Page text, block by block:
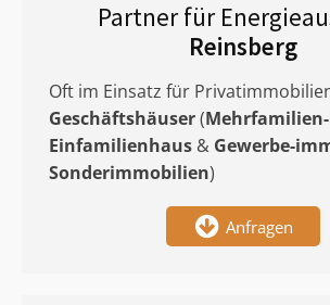
Partner für
Reinsberg
Oft im Einsatz für
Geschäftshäuser(
Einfamilienhaus & Gewerbe-
Sonderimmobilien)
Anfragen